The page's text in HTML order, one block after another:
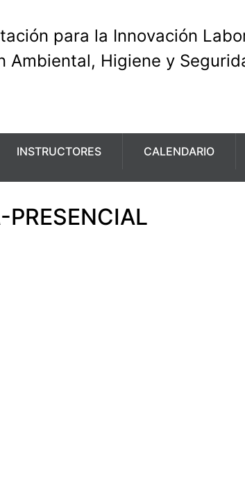
para la Innovación
Ambiental, Higiene y
INSTRUCTORES CALENDARIO